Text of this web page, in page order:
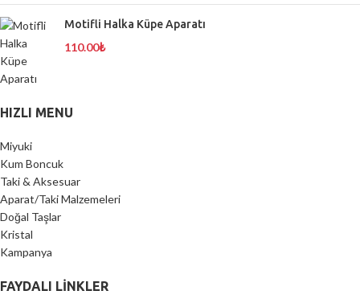
Motifli Halka Küpe Aparatı
110.00₺
HIZLI MENU
Miyuki
Kum Boncuk
Taki & Aksesuar
Aparat/Taki Malzemeleri
Doğal Taşlar
Kristal
Kampanya
FAYDALI LİNKLER